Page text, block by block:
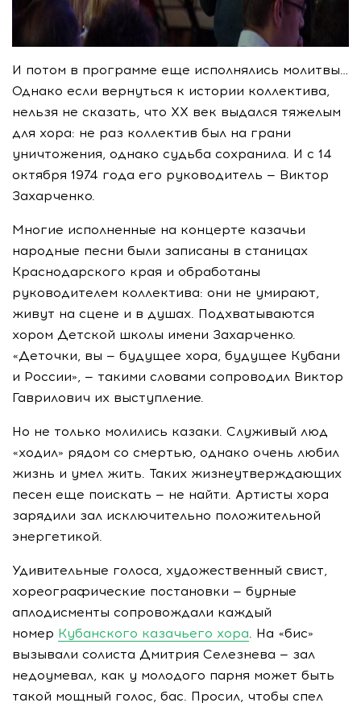
И потом в программе еще исполнялись молитвы…
Однако если вернуться к истории коллектива,
нельзя не сказать, что XX век выдался тяжелым
для хора: не раз коллектив был на грани
уничтожения, однако судьба сохранила. И с 14
октября 1974 года его руководитель — Виктор
Захарченко.
Многие исполненные на концерте казачьи
народные песни были записаны в станицах
Краснодарского края и обработаны
руководителем коллектива: они не умирают,
живут на сцене и в душах. Подхватываются
хором Детской школы имени Захарченко.
«Деточки, вы — будущее хора, будущее Кубани
и России», — такими словами сопроводил Виктор
Гаврилович их выступление.
Но не только молились казаки. Служивый люд
«ходил» рядом со смертью, однако очень любил
жизнь и умел жить. Таких жизнеутверждающих
песен еще поискать — не найти. Артисты хора
зарядили зал исключительно положительной
энергетикой.
Удивительные голоса, художественный свист,
хореографические постановки — бурные
аплодисменты сопровождали каждый
номер Кубанского казачьего хора. На «бис»
вызывали солиста Дмитрия Селезнева — зал
недоумевал, как у молодого парня может быть
такой мощный голос, бас. Просил, чтобы спел